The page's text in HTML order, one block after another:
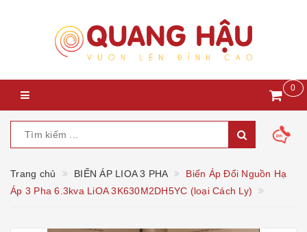
0
Trang chủ BIẾN ÁP LIOA 3 PHA
Biến Áp Đổi Nguồn Hạ
Áp 3 Pha 6.3kva LiOA 3K630M2DH5YC (loại Cách Ly)